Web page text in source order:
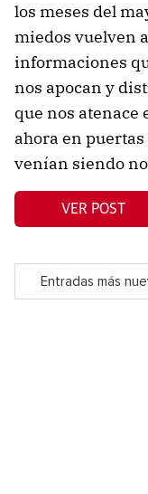
los meses del
miedos vuelven
informaciones
nos apocan y
que nos atenace
ahora en
venían siendo
VER POST
Entradas más